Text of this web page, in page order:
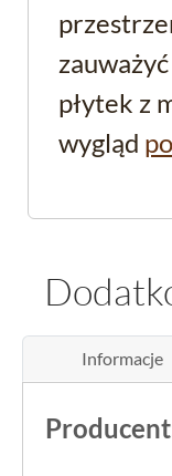
zauważyć
płytek z
wygląd
Gres
tylko do
Informacje